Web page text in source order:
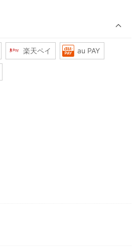
楽天ペイ au PAY